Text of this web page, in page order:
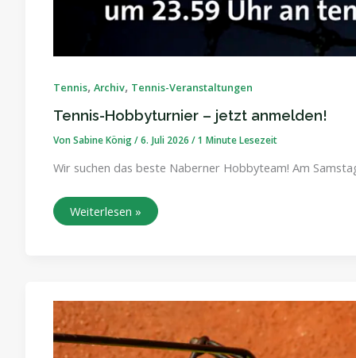
Tennis,Archiv, Tennis-Veranstaltungen
Tennis-Hobbyturnier – jetzt anmelden!
VonSabine König/6. Juli 2026/1 Minute Lesezeit
Wir suchen das beste Naberner Hobbyteam! Am
Weiterlesen »
for
beginners“